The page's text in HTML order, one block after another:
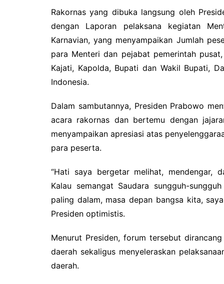
Rakornas yang dibuka langsung oleh
dengan Laporan pelaksana kegiatan
Karnavian, yang menyampaikan Jumlah
para Menteri dan pejabat pemerintah
Kajati, Kapolda, Bupati dan Wakil Bupati,
Indonesia.
Dalam sambutannya, Presiden Prabowo
acara rakornas dan bertemu dengan
menyampaikan apresiasi atas
para peserta.
“Hati saya bergetar melihat, mendengar,
Kalau semangat Saudara sungguh-
paling dalam, masa depan bangsa kita,
Presiden optimistis.
Menurut Presiden, forum tersebut
daerah sekaligus menyeleraskan
daerah.